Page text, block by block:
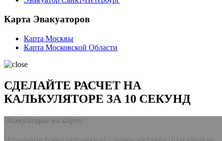
Карта Эвакуаторов
Карта Москвы
Карта Московской Области
СДЕЛАЙТЕ РАСЧЕТ НА
КАЛЬКУЛЯТОРЕ ЗА 10 СЕКУНД
Эвакуаторы на карте